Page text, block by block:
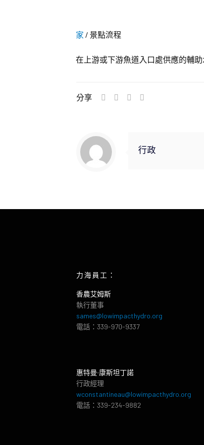
家 / 景點流程
在上游或下游魚道入口處供應的輔
分享
行政
力海員工：
香農艾姆斯
執行董事
sames@lowimpacthydro.org
電話：339-970-9337
惠特曼‧康斯坦丁諾
行政經理
wconstantineau@lowimpacthydro.org
電話：339-234-9882